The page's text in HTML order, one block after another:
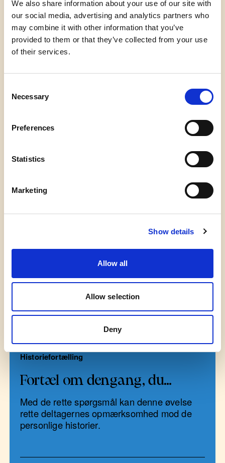
We also share information about your use of our site with
our social media, advertising and analytics partners who
may combine it with other information that you’ve
provided to them or that they’ve collected from your use
of their services.
Selection
Necessary
Preferences
Statistics
Marketing
Show details
Allow all
Allow selection
Deny
de er lidt nervøse ved øvelsen, kan du lade dem
starte med at fortælle til hinanden i mindre
grupper. Hvis de er mere trænede, og du
fornemmer, at de er klar på det, kan du
tilrettelægge øvelsen således, at eleverne på skift
begynder at fortælle en historie på stedet.
Flere øvelser
Historiefortælling
Fortæl om dengang, du…
Med de rette spørgsmål kan denne øvelse
rette deltagernes opmærksomhed mod de
personlige historier.